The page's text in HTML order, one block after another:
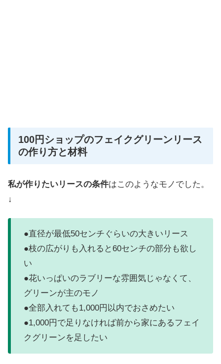
100円ショップのフェイクグリーンリース
の作り方と材料
私が作りたいリースの条件はこのようなモノでした。
↓
●直径が最低50センチぐらいの大きいリース
●枝の広がりも入れると60センチの部分も欲し
い
●花いっぱいのラブリーな雰囲気じゃなくて、
グリーンが主のモノ
●全部入れても1,000円以内でおさめたい
●1,000円で足りなければ前から家にあるフェイ
クグリーンを足したい